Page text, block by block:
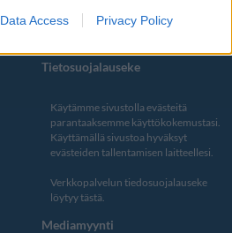
Data Access Privacy Policy
Tietosuojalauseke
Käytämme sivustolla evästeitä
parantaaksemme käyttökokemustasi.
Käyttämällä sivustoa hyväksyt
evästeiden tallentamisen laitteellesi.
Verkkopalvelun tiedosuojalauseke
löytyy tästä
Mediamyynti